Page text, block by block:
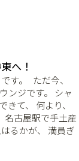
へ！
す。 ⁡ ⁡ ただ今、
ンジです。 シャ
きて、 何より、
名古屋駅で手土産
るかが、 満員ぎ